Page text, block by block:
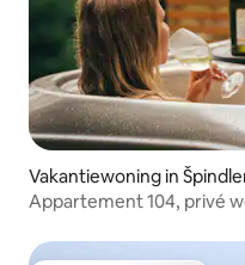
Vakantiewoning in
Appartement 104, privé